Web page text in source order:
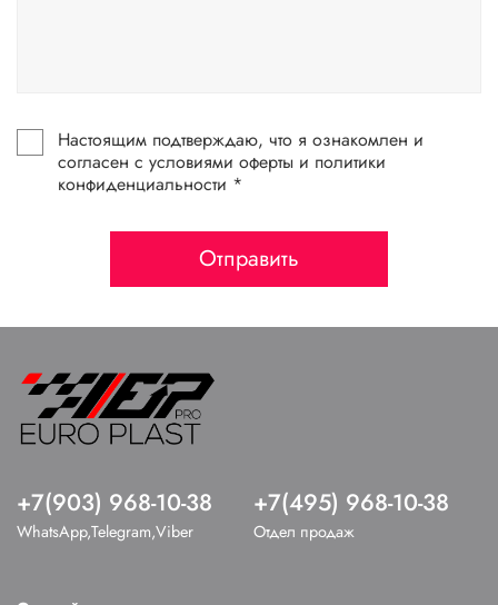
Настоящим подтверждаю, что я ознакомлен и
согласен с условиями оферты и политики
конфиденциальности *
Отправить
+7(903) 968-10-38
WhatsApp,Telegram,Viber
+7(495) 968-10-38
Отдел продаж